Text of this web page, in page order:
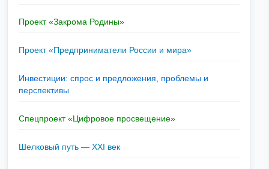
Проект «Закрома Родины»
Проект «Предприниматели России и мира»
Инвестиции: спрос и предложения, проблемы и
перспективы
Спецпроект «Цифровое просвещение»
Шелковый путь — XXI век